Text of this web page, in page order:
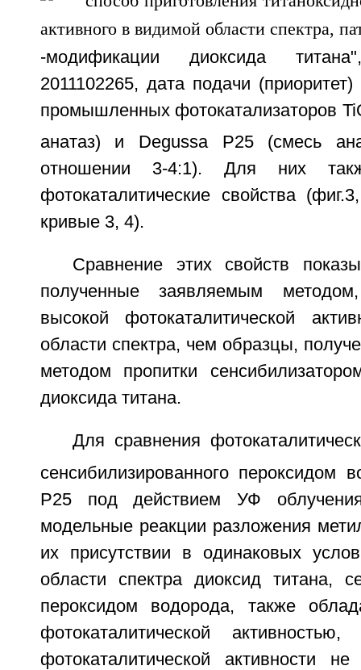
-модификации диоксида
2011102265, дата подачи
промышленных фотокатализаторов
анатаз) и Degussa P25 (смесь
отношении 3-4:1). Для них
фотокаталитические свойства
кривые 3, 4).
Сравнение этих свойств
полученные заявляемым
высокой фотокаталитической
области спектра, чем образцы,
методом пропитки
диоксида титана.
Для сравнения
сенсибилизированного пероксидом
P25 под действием УФ
модельные реакции разложения
их присутствии в одинаковых
области спектра диоксид титана,
пероксидом водорода, также
фотокаталитической
фотокаталитической активности